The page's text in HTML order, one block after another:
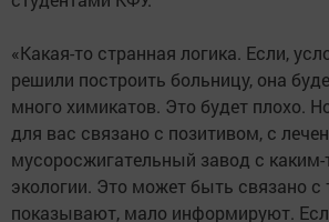
«Какая-то странная логика. Если,
решили построить больницу, она
много химикатов. Это будет плохо.
для вас связано с позитивом, с
мусоросжигательный завод с
экологии. Это может быть связано
показывают, мало информируют.